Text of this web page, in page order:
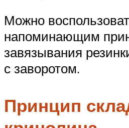
Можно
напоминающим
завязывания
с заворотом.
Принцип